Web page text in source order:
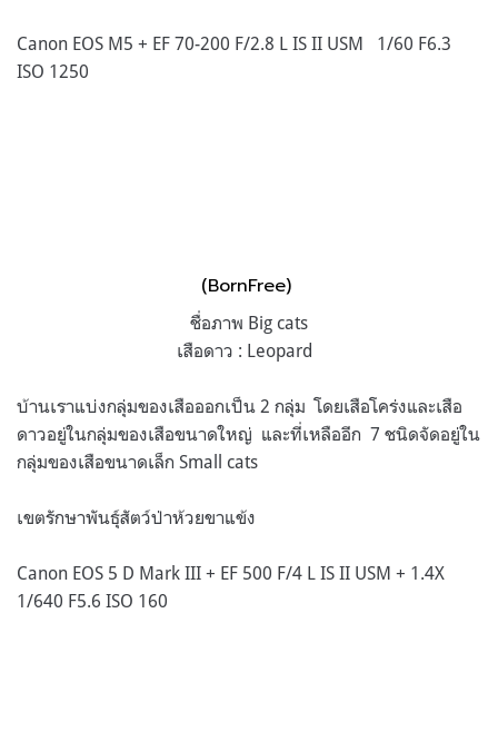
Canon EOS M5 + EF 70-200 F/2.8 L IS II USM 1/60 F6.3
ISO 1250
(BornFree)
ชื่อภาพ Big cats
เสือดาว : Leopard
บ้านเราแบ่งกลุ่มของเสือออกเป็น 2 กลุ่ม โดยเสือโคร่งและเสือ
ดาวอยู่ในกลุ่มของเสือขนาดใหญ่ และที่เหลืออีก 7 ชนิดจัดอยู่ใน
กลุ่มของเสือขนาดเล็ก Small cats
เขตรักษาพันธุ์สัตว์ป่าห้วยขาแข้ง
Canon EOS 5 D Mark III + EF 500 F/4 L IS II USM + 1.4X
1/640 F5.6 ISO 160